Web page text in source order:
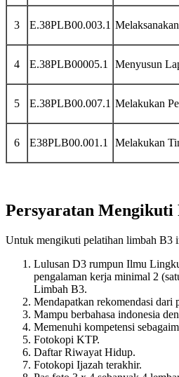
3 E.38PLB00.003.1
4 E.38PLB00005.1 Menyusun
5 E.38PLB00.007.1 Melakukan
6 E38PLB00.001.1 Melakukan
Persyaratan
Untuk mengikuti pelatihan limbah B3
Lulusan D3 rumpun Ilmu
pengalaman kerja minimal 2
Limbah B3.
Mendapatkan rekomendasi dari
Mampu berbahasa indonesia
Memenuhi kompetensi
Fotokopi KTP.
Daftar Riwayat Hidup.
Fotokopi Ijazah terakhir.